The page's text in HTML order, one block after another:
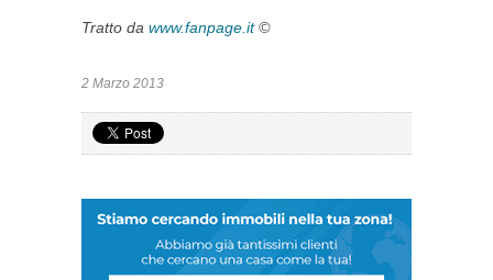
Tratto da www.fanpage.it©
2 Marzo 2013